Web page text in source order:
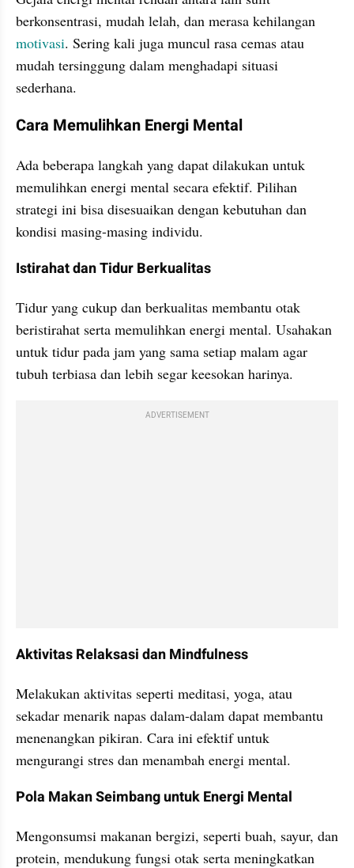
motivasi. Sering kali juga muncul rasa cemas atau
mudah tersinggung dalam menghadapi situasi
sederhana.
Cara Memulihkan Energi Mental
Ada beberapa langkah yang dapat dilakukan untuk
memulihkan energi mental secara efektif. Pilihan
strategi ini bisa disesuaikan dengan kebutuhan dan
kondisi masing-masing individu.
Istirahat dan Tidur Berkualitas
Tidur yang cukup dan berkualitas membantu otak
beristirahat serta memulihkan energi mental. Usahakan
untuk tidur pada jam yang sama setiap malam agar
tubuh terbiasa dan lebih segar keesokan harinya.
ADVERTISEMENT
Aktivitas Relaksasi dan Mindfulness
Melakukan aktivitas seperti meditasi, yoga, atau
sekadar menarik napas dalam-dalam dapat membantu
menenangkan pikiran. Cara ini efektif untuk
mengurangi stres dan menambah energi mental.
Pola Makan Seimbang untuk Energi Mental
Mengonsumsi makanan bergizi, seperti buah, sayur, dan
protein, mendukung fungsi otak serta meningkatkan